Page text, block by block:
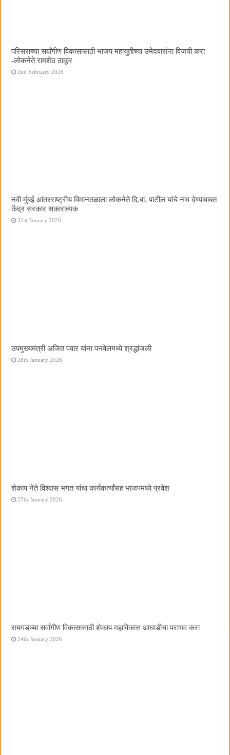
परिसराच्या सर्वांगीण विकासासाठी भाजप महायुतीच्या उमेदवारांना विजयी करा
-लोकनेते रामशेठ ठाकूर
2nd February 2026
नवी मुंबई आंतरराष्ट्रीय विमानतळाला लोकनेते दि.बा. पाटील यांचे नाव देण्याबाबत
केंद्र सरकार सकारात्मक
31st January 2026
उपमुख्यमंत्री अजित पवार यांना पनवेलमध्ये श्रद्धांजली
28th January 2026
शेकाप नेते विश्वास भगत यांचा कार्यकर्त्यांसह भाजपमध्ये प्रवेश
27th January 2026
रायगडच्या सर्वांगीण विकासासाठी शेकाप महाविकास आघाडीचा पराभव करा
24th January 2026